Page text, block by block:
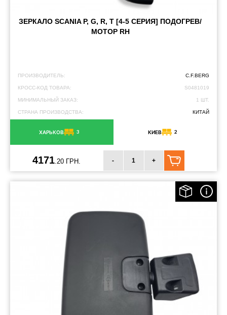
ЗЕРКАЛО SCANIA P, G, R, T [4-5 СЕРИЯ] ПОДОГРЕВ/
МОТОР RH
ПРОИЗВОДИТЕЛЬ: C.F.BERG
КРОСС-КОД ТОВАРА: S0481019
МИНИМАЛЬНЫЙ ЗАКАЗ: 1 ШТ.
СТРАНА ПРОИЗВОДСТВА: КИТАЙ
ХАРЬКОВ 3 КИЕВ 2
4171 .20 ГРН. - +